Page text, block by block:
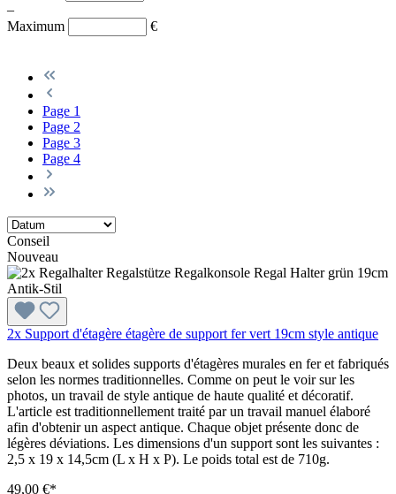
–
Maximum
€
Page 1
Page 2
Page 3
Page 4
Conseil
Nouveau
2x Support d'étagère étagère de support fer vert 19cm style antique
Deux beaux et solides supports d'étagères murales en fer et fabriqués
selon les normes traditionnelles. Comme on peut le voir sur les
photos, un travail de style antique de haute qualité et décoratif.
L'article est traditionnellement traité par un travail manuel élaboré
afin d'obtenir un aspect antique. Chaque objet présente donc de
légères déviations. Les dimensions d'un support sont les suivantes :
2,5 x 19 x 14,5cm (L x H x P). Le poids total est de 710g.
49,00 €*